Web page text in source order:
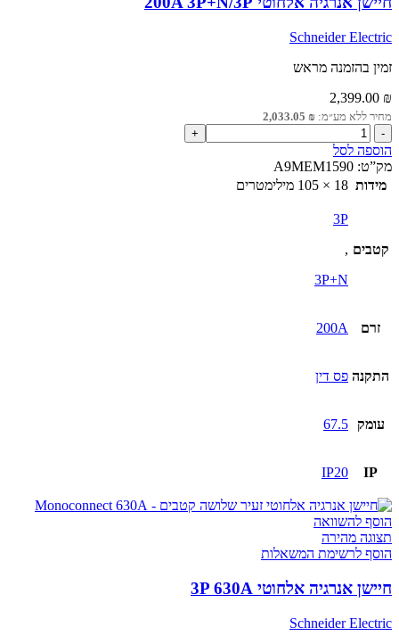
Schneider Electric
זמין בהזמנה מראש
2,399.00 ₪
מחיר ללא מע״מ: 2,033.05 ₪
כמות
של
חיישן
אנרגיה
אלחוטי
200A
3P+N/3P
הוספה לסל
מק”ט: A9MEM1590
מידות 18 × 105 מילימטרים
קטבים
3P
,
3P+N
זרם 200A
התקנה פס דין
עומק 67.5
IP
IP20
הוסף להשוואה
תצוגה מהירה
הוסף לרשימת המשאלות
חיישן אנרגיה אלחוטי 3P 630A
Schneider Electric